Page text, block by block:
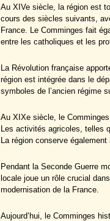
Au XIVe siècle, la région est
cours des siècles suivants,
France. Le Comminges fait
entre les catholiques et les
La Révolution française
région est intégrée dans le
symboles de l’ancien régime
Au XIXe siècle, le
Les activités agricoles, telles
La région conserve
Pendant la Seconde Guerre
locale joue un rôle crucial
modernisation de la France.
Aujourd’hui, le Comminges